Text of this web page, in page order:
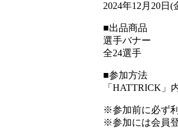
2024年12月20日(
■出品商品
選手バナー
全24選手
■参加方法
「HATTRICK」
※参加前に必ず
※参加には会員